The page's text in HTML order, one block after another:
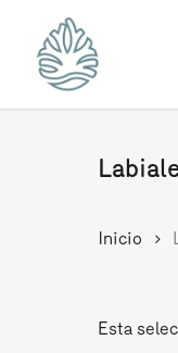
main
content
Inicio
Esta